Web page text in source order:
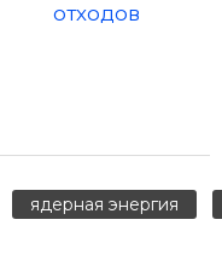
отходов
ядерная энергия